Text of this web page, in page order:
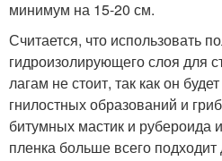
минимум на 15-20 см.
Считается, что использовать
гидроизолирующего слоя для
лагам не стоит, так как он
гнилостных образований и
битумных мастик и рубероида
пленка больше всего